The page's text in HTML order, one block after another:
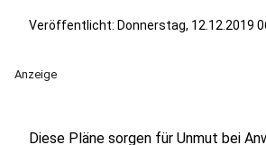
Veröffentlicht: Donnerstag, 12.12.2019
Anzeige
Diese Pläne sorgen für Unmut bei